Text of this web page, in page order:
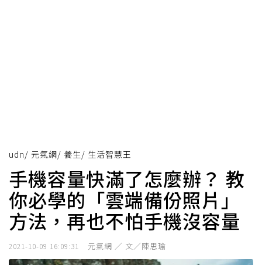
udn/ 元氣網/ 養生/ 生活智慧王
手機容量快滿了怎麼辦？ 教
你必學的「雲端備份照片」
方法，再也不怕手機沒容量
2021-10-09 16:09:31 元氣網 ／ 文／陳思瑜